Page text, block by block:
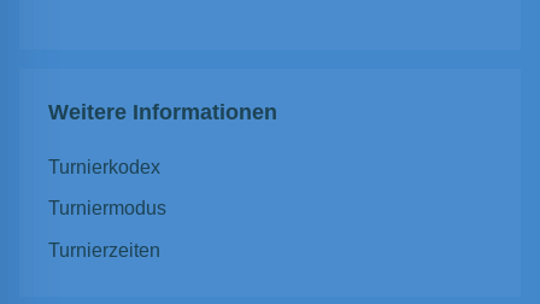
Weitere Informationen
Turnierkodex
Turniermodus
Turnierzeiten